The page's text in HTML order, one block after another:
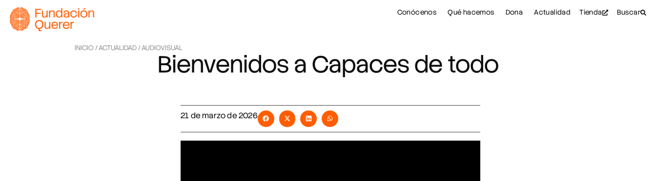
Conócenos Qué hacemos Dona Actualidad Tienda Buscar
INICIO /ACTUALIDAD /AUDIOVISUAL
Bienvenidos a Capaces de todo
21 de marzo de 2026